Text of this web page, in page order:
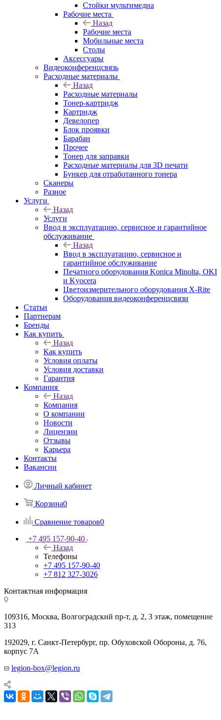
Стойки мультимедиа
Рабочие места
Назад
Рабочие места
Мобильные места
Столы
Аксессуары
Видеоконференцсвязь
Расходные материалы
Назад
Расходные материалы
Тонер-картридж
Картридж
Девелопер
Блок проявки
Барабан
Прочее
Тонер для заправки
Расходные материалы для 3D печати
Бункер для отработанного тонера
Сканеры
Разное
Услуги
Назад
Услуги
Ввод в эксплуатацию, сервисное и гарантийное
обслуживание
Назад
Ввод в эксплуатацию, сервисное и
гарантийное обслуживание
Печатного оборудования Konica Minolta, OKI
и Kyocera
Цветоизмерительного оборудования X-Rite
Оборудования видеоконференцсвязи
Статьи
Партнерам
Бренды
Как купить
Назад
Как купить
Условия оплаты
Условия доставки
Гарантия
Компания
Назад
Компания
О компании
Новости
Лицензии
Отзывы
Карьера
Контакты
Вакансии
Личный кабинет
Корзина0
Сравнение товаров0
+7 495 157-90-40
Назад
Телефоны
+7 495 157-90-40
+7 812 327-3026
Контактная информация
109316, Москва, Волгоградский пр-т, д. 2, 3 этаж, помещение
313
192029, г. Санкт-Петербург, пр. Обуховской Обороны, д. 76,
корпус 7А
legion-box@legion.ru